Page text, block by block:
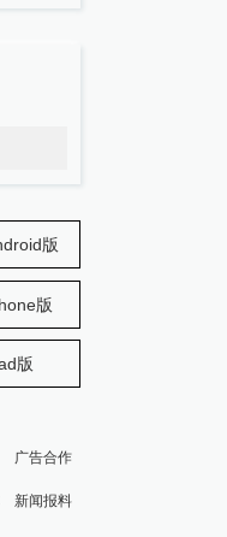
版
版
版
广告合作
新闻报料